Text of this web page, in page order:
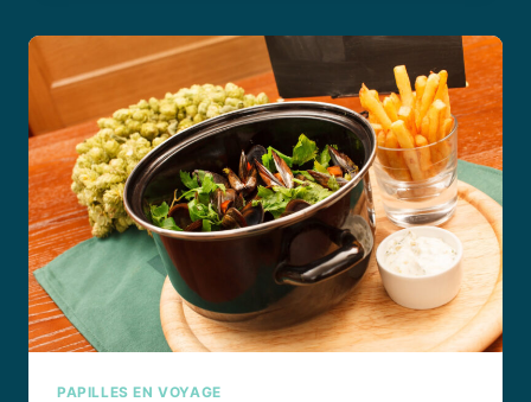
PLATS
TRADITIONNELS
DES
SEYCHELLES
PAPILLES EN VOYAGE